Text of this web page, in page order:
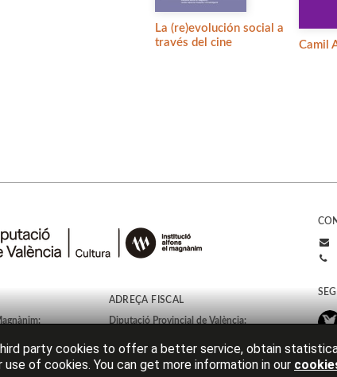
La (re)evolución social a
través del cine
Camil
ADREÇA FISCAL
Diputació Provincial de València:
46003 València
España
party cookies to offer a better service, obtain
of cookies. You can get more information in our